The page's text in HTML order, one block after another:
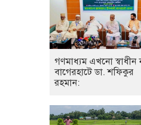
গণমাধ্যম এখনো স্বাধীন
বাগেরহাটে ডা. শফিকুর
রহমান: